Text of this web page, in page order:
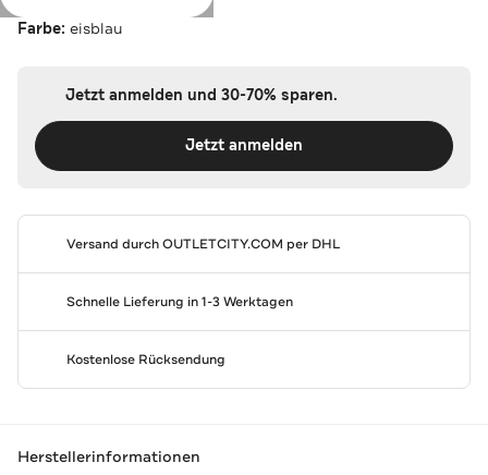
Farbe: eisblau
Jetzt anmelden und 30-70% sparen.
Jetzt anmelden
Versand durchOUTLETCITY.COM per DHL
Schnelle Lieferung in 1-3 Werktagen
Kostenlose Rücksendung
Herstellerinformationen